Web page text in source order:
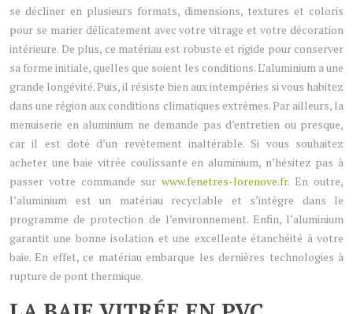
se décliner en plusieurs formats, dimensions, textures et coloris
pour se marier délicatement avec votre vitrage et votre décoration
intérieure. De plus, ce matériau est robuste et rigide pour conserver
sa forme initiale, quelles que soient les conditions. L’aluminium a une
grande longévité. Puis, il résiste bien aux intempéries si vous habitez
dans une région aux conditions climatiques extrêmes. Par ailleurs, la
menuiserie en aluminium ne demande pas d’entretien ou presque,
car il est doté d’un revêtement inaltérable. Si vous souhaitez
acheter une baie vitrée coulissante en aluminium, n’hésitez pas à
passer votre commande surwww.fenetres-lorenove.fr. En outre,
l’aluminium est un matériau recyclable et s’intègre dans le
programme de protection de l’environnement. Enfin, l’aluminium
garantit une bonne isolation et une excellente étanchéité à votre
baie. En effet, ce matériau embarque les dernières technologies à
rupture de pont thermique.